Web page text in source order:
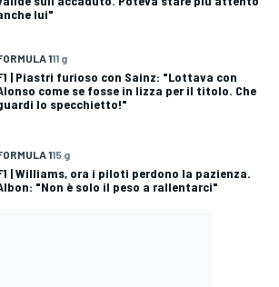
lui"
111 g
| Piastri furioso con Sainz: "Lottava con
come se fosse in lizza per il titolo. Che
lo specchietto!"
115 g
| Williams, ora i piloti perdono la pazienza.
"Non è solo il peso a rallentarci"